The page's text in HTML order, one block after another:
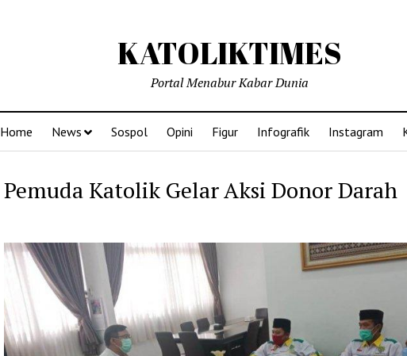
KATOLIKTIMES
Portal Menabur Kabar Dunia
Home News Sospol Opini Figur Infografik Instagram
Pemuda Katolik Gelar Aksi Donor Darah